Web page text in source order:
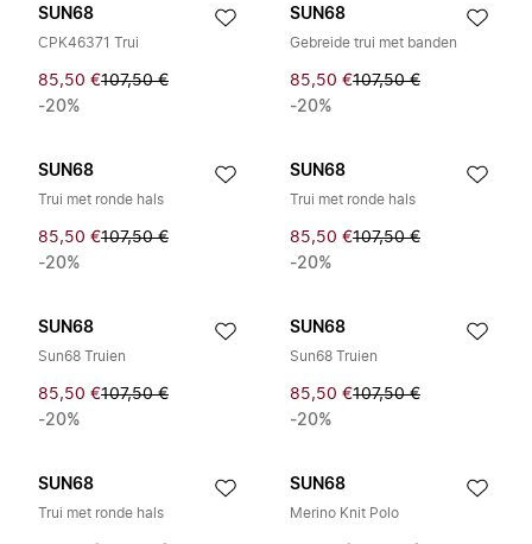
SUN68
CPK46371 Trui
85,50 €107,50 €
-20%
SUN68
Gebreide trui met banden
85,50 €107,50 €
-20%
SUN68
Trui met ronde hals
85,50 €107,50 €
-20%
SUN68
Trui met ronde hals
85,50 €107,50 €
-20%
SUN68
Sun68 Truien
85,50 €107,50 €
-20%
SUN68
Sun68 Truien
85,50 €107,50 €
-20%
SUN68
Trui met ronde hals
SUN68
Merino Knit Polo